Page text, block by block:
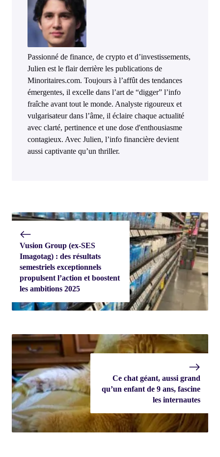
Passionné de finance, de crypto et d’investissements,
Julien est le flair derrière les publications de
Minoritaires.com. Toujours à l’affût des tendances
émergentes, il excelle dans l’art de “digger” l’info
fraîche avant tout le monde. Analyste rigoureux et
vulgarisateur dans l’âme, il éclaire chaque actualité
avec clarté, pertinence et une dose d'enthousiasme
contagieux. Avec Julien, l’info financière devient
aussi captivante qu’un thriller.
Vusion Group (ex-SES
Imagotag) : des résultats
semestriels exceptionnels
propulsent l’action et boostent
les ambitions 2025
Ce chat géant, aussi grand
qu’un enfant de 9 ans, fascine
les internautes